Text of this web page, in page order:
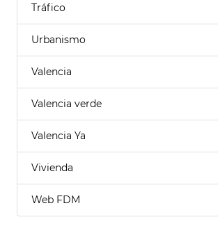
Tráfico
Urbanismo
Valencia
Valencia verde
Valencia Ya
Vivienda
Web FDM